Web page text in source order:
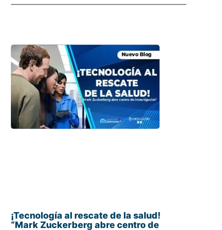
¡Tecnología al rescate de la salud!
“Mark Zuckerberg abre centro de